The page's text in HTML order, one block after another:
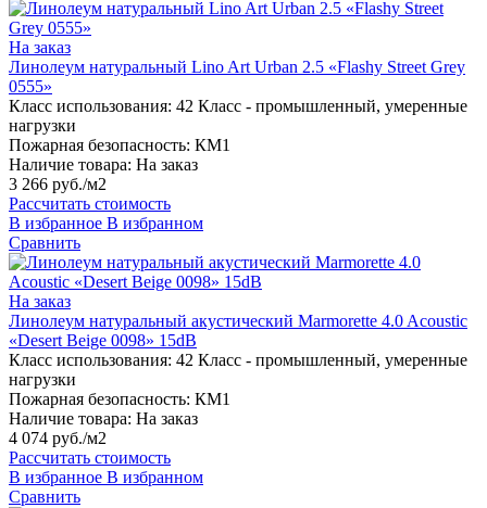
На заказ
Линолеум натуральный Lino Art Urban 2.5 «Flashy Street Grey
0555»
Класс использования: 42 Класс - промышленный, умеренные
нагрузки
Пожарная безопасность: КМ1
Наличие товара: На заказ
3 266 руб./м2
Рассчитать стоимость
В избранное В избранном
Сравнить
На заказ
Линолеум натуральный акустический Marmorette 4.0 Acoustic
«Desert Beige 0098» 15dB
Класс использования: 42 Класс - промышленный, умеренные
нагрузки
Пожарная безопасность: КМ1
Наличие товара: На заказ
4 074 руб./м2
Рассчитать стоимость
В избранное В избранном
Сравнить